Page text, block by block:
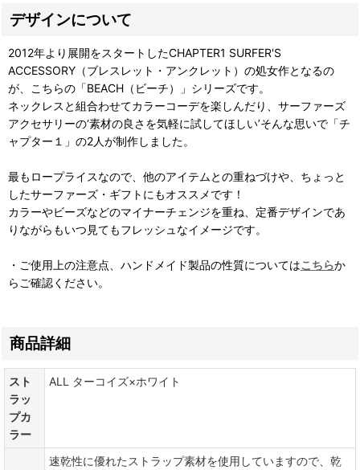
デザインについて
2012年より展開をスタートしたCHAPTER1 SURFER'S
ACCESSORY（ブレスレット・アンクレット）の処女作となるの
が、こちらの「BEACH（ビーチ）」シリーズです。
ネックレスと組合わせてカラーコーデを楽しんだり、サーファーズ
アクセサリーの‘素材の良さを気軽に試してほしい’そんな思いで「チ
ャプター１」の2人が制作しました。
最もロープライスなので、他のアイテムとの重ねづけや、ちょっと
したサーファーズ・ギフトにもオススメです！
カラーやビーズなどのマイナーチェンジを重ね、定番デザインであ
りながらもいつ見てもフレッシュなイメージです。
・ご使用上の注意点、ハンドメイド製品の性質についてはこちらか
らご確認ください。
商品詳細
スト
ラッ
プカ
ラー
ALL ターコイズ×ホワイト
速乾性に優れたストラップ素材を使用していますので、乾